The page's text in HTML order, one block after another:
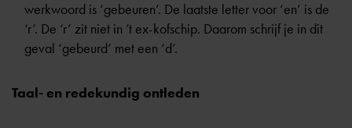
werkwoord is ‘gebeuren’. De laatste letter voor ‘en’ is de
‘r’. De ‘r’ zit niet in ’t ex-kofschip. Daarom schrijf je in dit
geval ‘gebeurd’ met een ‘d’.
Taal- en redekundig ontleden